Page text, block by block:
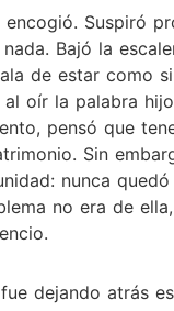
encogió. Suspiró
Bajó la
de estar como
oír la palabra
pensó que
Sin
nunca quedó
no era de
dejando atrás